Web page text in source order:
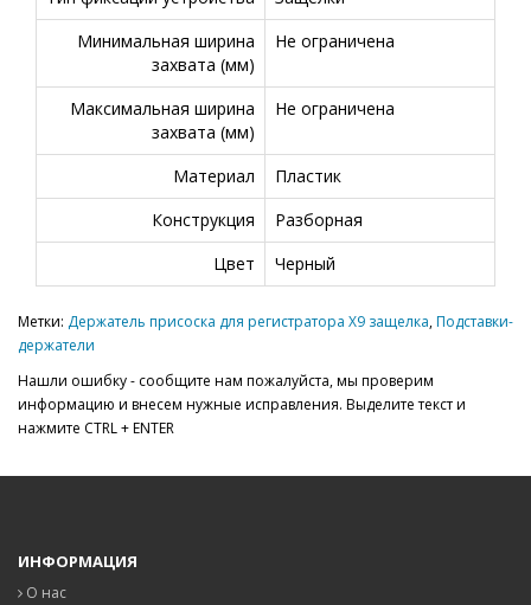
Минимальная ширина
захвата (мм)
Не ограничена
Максимальная ширина
захвата (мм)
Не ограничена
Материал
Пластик
Конструкция
Разборная
Цвет
Черный
Метки: Держатель присоска для регистратора X9 защелка,Подставки-
держатели
Нашли ошибку - сообщите нам пожалуйста, мы проверим
информацию и внесем нужные исправления. Выделите текст и
нажмите CTRL + ENTER
ИНФОРМАЦИЯ
О нас